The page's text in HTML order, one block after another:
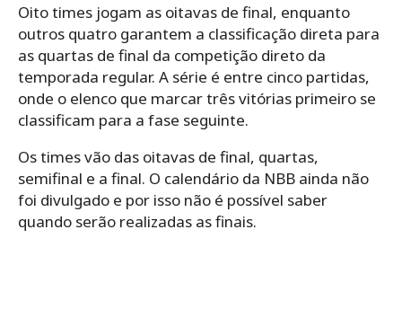
Oito times jogam as oitavas de final, enquanto
outros quatro garantem a classificação direta para
as quartas de final da competição direto da
temporada regular. A série é entre cinco partidas,
onde o elenco que marcar três vitórias primeiro se
classificam para a fase seguinte.
Os times vão das oitavas de final, quartas,
semifinal e a final. O calendário da NBB ainda não
foi divulgado e por isso não é possível saber
quando serão realizadas as finais.